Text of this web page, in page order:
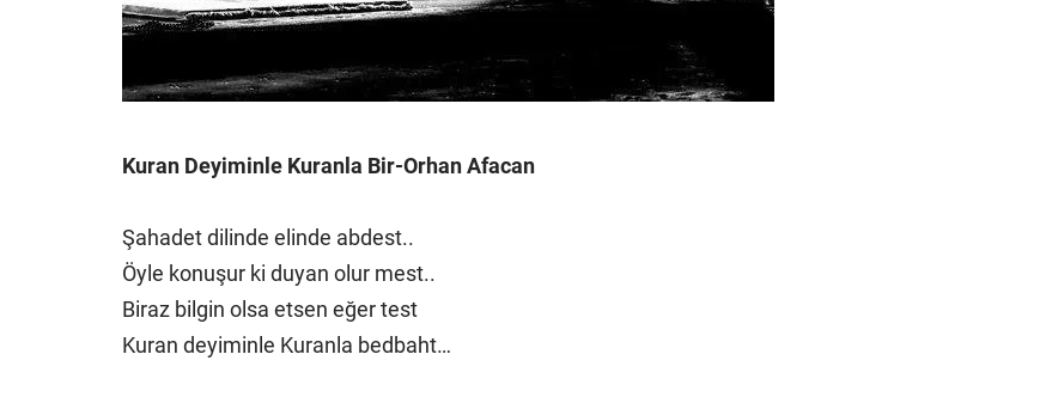
Kuran Deyiminle Kuranla Bir-Orhan Afacan
Şahadet dilinde elinde abdest..
Öyle konuşur ki duyan olur mest..
Biraz bilgin olsa etsen eğer test
Kuran deyiminle Kuranla bedbaht…